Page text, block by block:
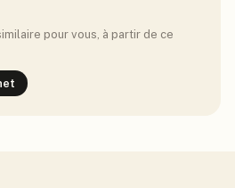
pour vous, à partir de ce